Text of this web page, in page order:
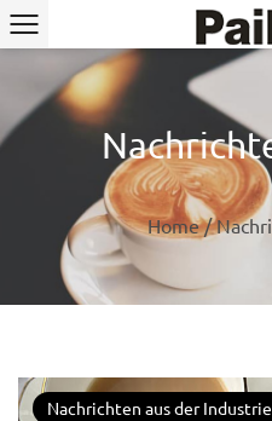
Home/
Nachrichten aus der Industrie